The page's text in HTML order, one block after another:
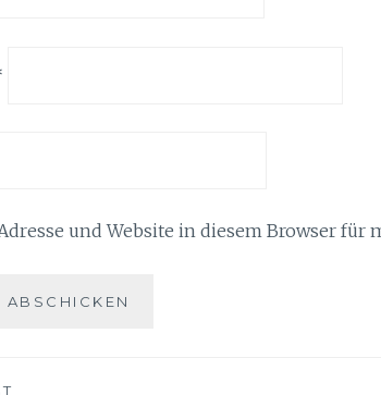
und Website in diesem Browser